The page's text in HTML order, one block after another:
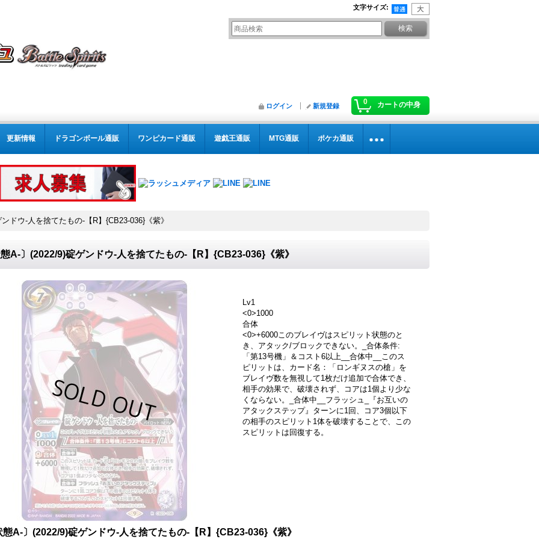
文字サイズ:
0 カートの中身
ログイン 新規登録
更新情報 ドラゴンボール通販 ワンピカード通販 遊戯王通販 MTG通販 ポケカ通販
ドウ-人を捨てたもの-【R】{CB23-036}《紫》
A-〕(2022/9)碇ゲンドウ-人を捨てたもの-【R】{CB23-036}《紫》
Lv1
<0>1000
合体
<0>+6000このブレイヴはスピリット状態のと
き、アタック/ブロックできない。_合体条件:
「第13号機」＆コスト6以上__合体中__このス
ピリットは、カード名：「ロンギヌスの槍」を
ブレイヴ数を無視して1枚だけ追加で合体でき、
相手の効果で、破壊されず、コアは1個より少な
くならない。_合体中__フラッシュ_『お互いの
アタックステップ』ターンに1回、コア3個以下
の相手のスピリット1体を破壊することで、この
スピリットは回復する。
態A-〕(2022/9)碇ゲンドウ-人を捨てたもの-【R】{CB23-036}《紫》